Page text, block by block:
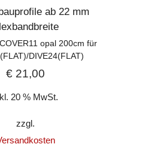
ab 22 mm
opal 200cm für
DIVE24(FLAT)
€ 21,00
20 % MwSt.
zzgl.